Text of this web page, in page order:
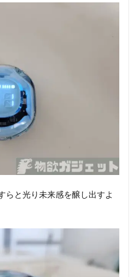
らと光り未来感を醸し出すよ